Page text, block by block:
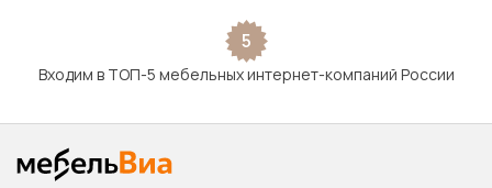
5
Входим в ТОП-5 мебельных интернет-компаний России